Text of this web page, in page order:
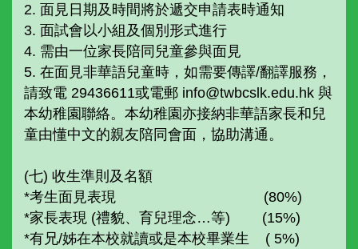
2. 面見日期及時間將於遞交申請表時通知
3. 面試會以小組及個別形式進行
4. 需由一位家長陪同兒童參與面見
5. 在面見非華語兒童時，如需要傳譯/翻譯服務，
請致電 29436611或電郵 info@twbcslk.edu.hk 與
本幼稚園聯絡。本幼稚園亦接納非華語家長和兒
童由懂中文的親友陪同會面，協助溝通。
(七) 收生準則及名額
*考生面見表現 (80%)
*家長表現 (禮貌、育兒理念…等) (15%)
*有兄/姊在本校就讀或是本校畢業生 ( 5%)